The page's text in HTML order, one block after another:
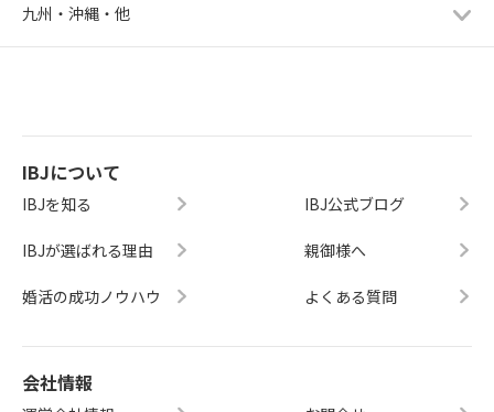
九州・沖縄・他
IBJについて
IBJを知る
IBJが選ばれる理由
婚活の成功ノウハウ
IBJ公式ブログ
親御様へ
よくある質問
会社情報